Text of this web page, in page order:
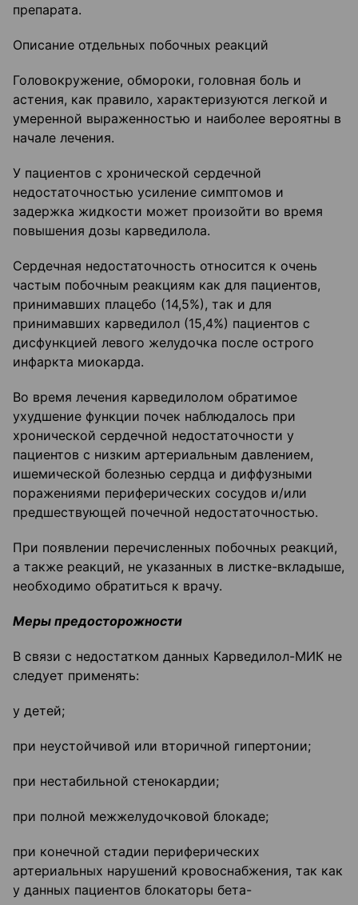
препарата.
Описание отдельных побочных реакций
Головокружение, обмороки, головная боль и
астения, как правило, характеризуются легкой и
умеренной выраженностью и наиболее вероятны в
начале лечения.
У пациентов с хронической сердечной
недостаточностью усиление симптомов и
задержка жидкости может произойти во время
повышения дозы карведилола.
Сердечная недостаточность относится к очень
частым побочным реакциям как для пациентов,
принимавших плацебо (14,5%), так и для
принимавших карведилол (15,4%) пациентов с
дисфункцией левого желудочка после острого
инфаркта миокарда.
Во время лечения карведилолом обратимое
ухудшение функции почек наблюдалось при
хронической сердечной недостаточности у
пациентов с низким артериальным давлением,
ишемической болезнью сердца и диффузными
поражениями периферических сосудов и/или
предшествующей почечной недостаточностью.
При появлении перечисленных побочных реакций,
а также реакций, не указанных в листке-вкладыше,
необходимо обратиться к врачу.
Меры предосторожности
В связи с недостатком данных Карведилол-МИК не
следует применять:
у детей;
при неустойчивой или вторичной гипертонии;
при нестабильной стенокардии;
при полной межжелудочковой блокаде;
при конечной стадии периферических
артериальных нарушений кровоснабжения, так как
у данных пациентов блокаторы бета-